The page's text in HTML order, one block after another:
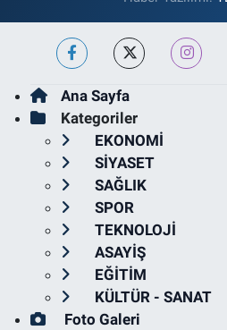
Ana Sayfa
Kategoriler
EKONOMİ
SİYASET
SAĞLIK
SPOR
TEKNOLOJİ
ASAYİŞ
EĞİTİM
KÜLTÜR - SANAT
Foto Galeri